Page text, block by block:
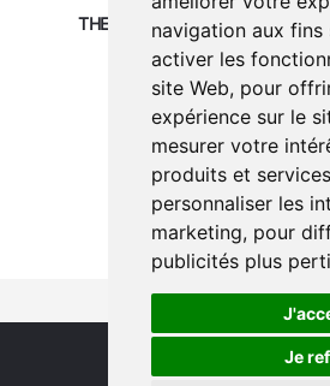
navigation aux fins
activer les
site Web, pour
expérience sur le
mesurer votre
produits et
personnaliser les
marketing, pour
publicités plus
Je
THEY TRUSTED US